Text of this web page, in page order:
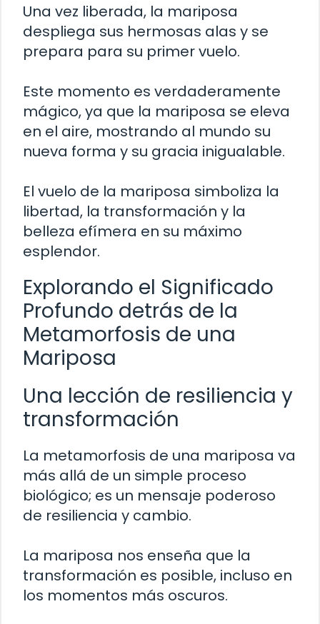
Una vez liberada, la mariposa
despliega sus hermosas alas y se
prepara para su primer vuelo.
Este momento es verdaderamente
mágico, ya que la mariposa se eleva
en el aire, mostrando al mundo su
nueva forma y su gracia inigualable.
El vuelo de la mariposa simboliza la
libertad, la transformación y la
belleza efímera en su máximo
esplendor.
Explorando el Significado
Profundo detrás de la
Metamorfosis de una
Mariposa
Una lección de resiliencia y
transformación
La metamorfosis de una mariposa va
más allá de un simple proceso
biológico; es un mensaje poderoso
de resiliencia y cambio.
La mariposa nos enseña que la
transformación es posible, incluso en
los momentos más oscuros.